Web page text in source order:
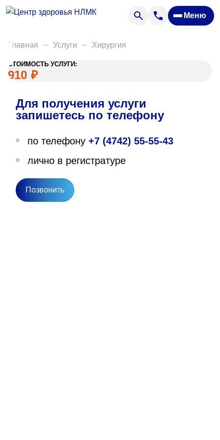
Меню
Анализы
Акции
Пациентам
Вакансии
О нас
Направления деятельности
Главная Услуги Хирургия
СТОИМОСТЬ УСЛУГИ:
910 ₽
Для получения услуги
запишетесь по телефону
по телефону +7 (4742) 55-55-43
лично в регистратуре
Позвонить